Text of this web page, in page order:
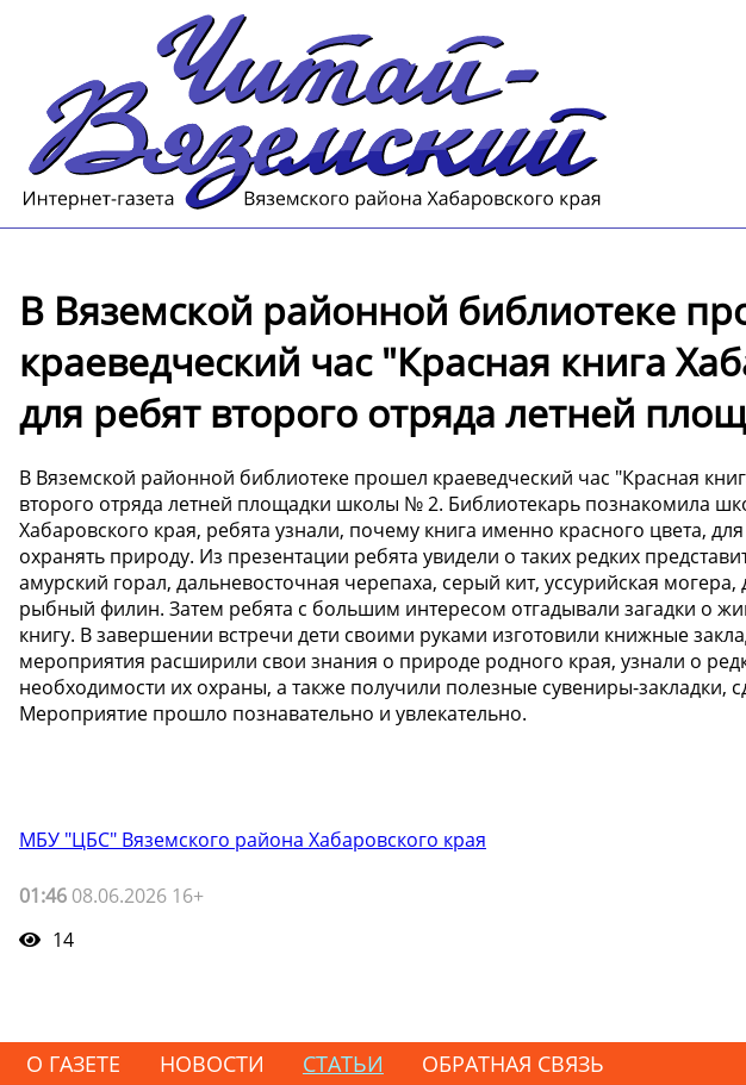
В Вяземской районной библиотеке
краеведческий час "Красная книга
для ребят второго отряда летней
В Вяземской районной библиотеке прошел краеведческий час "Красная
второго отряда летней площадки школы № 2. Библиотекарь познакомила
Хабаровского края, ребята узнали, почему книга именно красного цвета,
охранять природу. Из презентации ребята увидели о таких редких
амурский горал, дальневосточная черепаха, серый кит, уссурийская
рыбный филин. Затем ребята с большим интересом отгадывали загадки о
книгу. В завершении встречи дети своими руками изготовили книжные
мероприятия расширили свои знания о природе родного края, узнали о
необходимости их охраны, а также получили полезные сувениры-закладки,
Мероприятие прошло познавательно и увлекательно.
МБУ "ЦБС" Вяземского района Хабаровского края
01:46 08.06.2026 16+
14
О ГАЗЕТЕ НОВОСТИ СТАТЬИ ОБРАТНАЯ СВЯЗЬ